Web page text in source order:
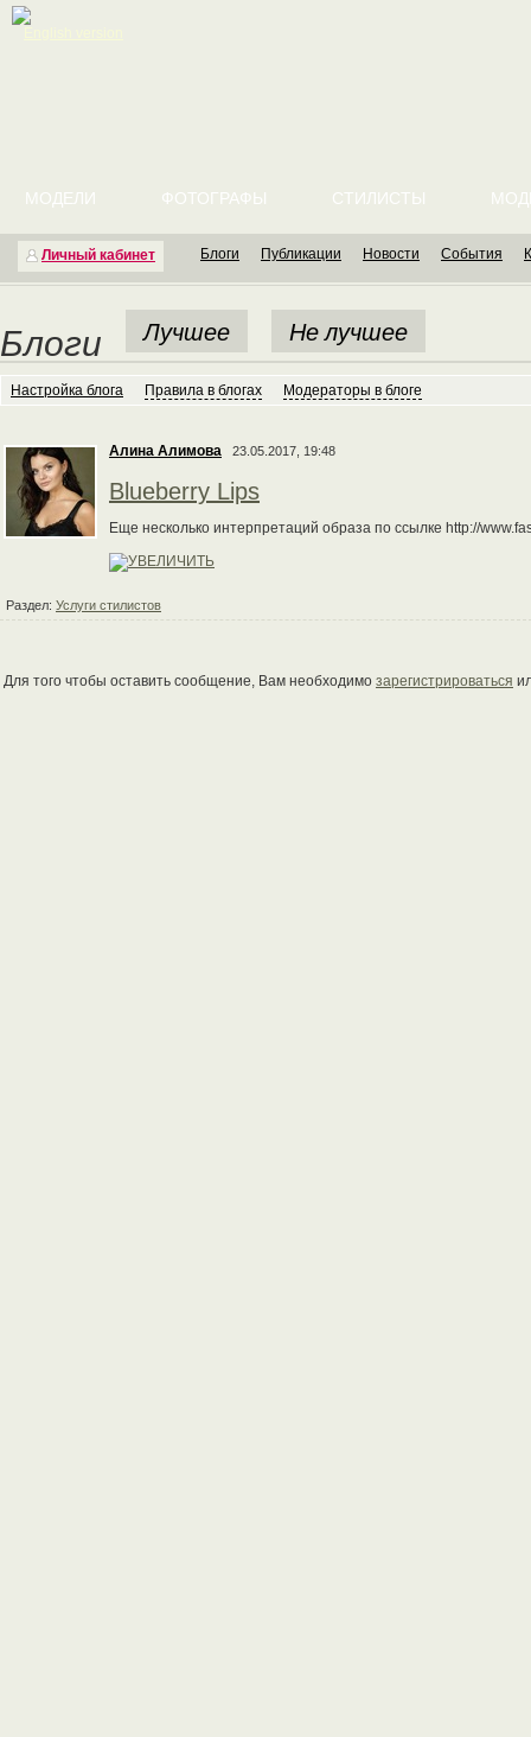
Личный кабинет
МОДЕЛИ ФОТОГРАФЫ СТИЛИСТЫ
Блоги Публикации Новости События
Блоги Лучшее Не лучшее
Настройка блога Правила в блогах Модераторы в блоге
Алина Алимова 23.05.2017, 19:48
Blueberry Lips
Еще несколько интерпретаций образа по ссылке http://
Раздел: Услуги стилистов
Для того чтобы оставить сообщение, Вам необходимо зарегистрироваться